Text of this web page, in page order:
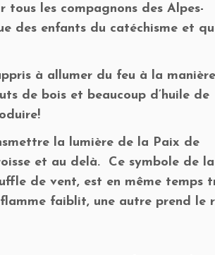
les compagnons des Alpes-
des enfants du catéchisme et
à allumer du feu à la
de bois et beaucoup d’huile de
la lumière de la Paix de
et au delà. Ce symbole de
de vent, est en même temps
faiblit, une autre prend le